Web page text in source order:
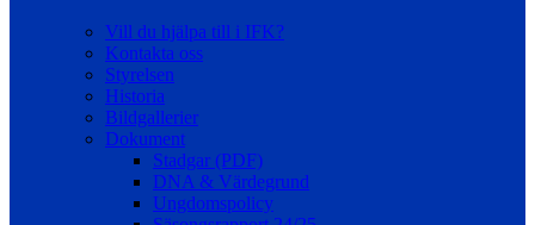
Vill du hjälpa till i IFK?
Kontakta oss
Styrelsen
Historia
Bildgallerier
Dokument
Stadgar (PDF)
DNA & Värdegrund
Ungdomspolicy